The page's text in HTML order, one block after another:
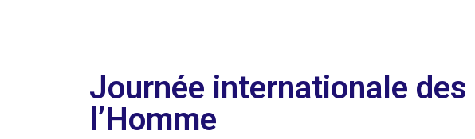
Journée internationale des
l’Homme